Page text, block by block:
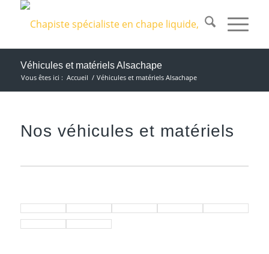
Véhicules et matériels Alsachape
Vous êtes ici : Accueil / Véhicules et matériels Alsachape
Nos véhicules et matériels